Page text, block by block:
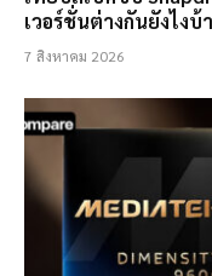
เวอร์ชั่นต่างกันยังไงบ้
7 สิงหาคม 2026